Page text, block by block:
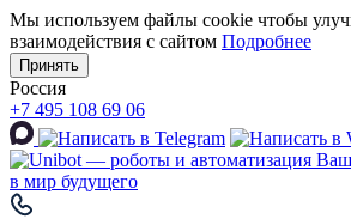
Мы используем файлы cookie чтобы
взаимодействия с сайтом Подробнее
Принять
Россия
+7 495 108 69 06
в мир будущего